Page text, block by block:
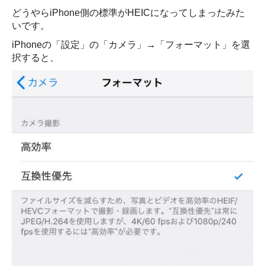
どうやらiPhone側の標準がHEICになってしまったみた
いです。
iPhoneの「設定」の「カメラ」→「フォーマット」を選
択すると、